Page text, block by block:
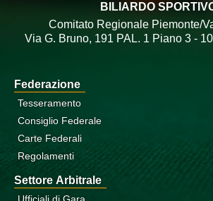
BILIARDO
Comitato Regionale Piemonte/
Via G. Bruno, 191 PAL. 1 Piano 3 -
Federazione
Tesseramento
Consiglio Federale
Carte Federali
Regolamenti
Settore Arbitrale